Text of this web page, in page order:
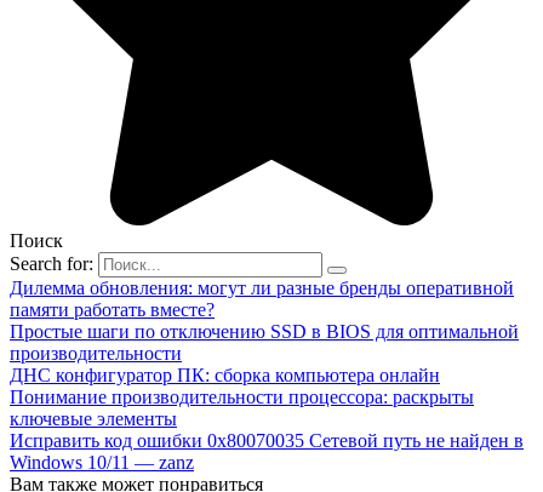
Поиск
Search for:
Дилемма обновления: могут ли разные бренды оперативной
памяти работать вместе?
Простые шаги по отключению SSD в BIOS для оптимальной
производительности
ДНС конфигуратор ПК: сборка компьютера онлайн
Понимание производительности процессора: раскрыты
ключевые элементы
Исправить код ошибки 0x80070035 Сетевой путь не найден в
Windows 10/11 — zanz
Вам также может понравиться